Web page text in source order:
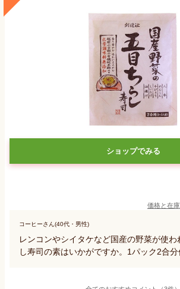
ショップでみる
価格と在
コーヒーさん(40代・男性)
レンコンやシイタケなど国産の野菜が使わ
し寿司の素はいかがですか。1パック2合分